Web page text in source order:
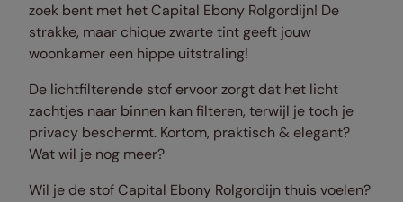
zoek bent met het Capital Ebony Rolgordijn! De
strakke, maar chique zwarte tint geeft jouw
woonkamer een hippe uitstraling!
De lichtfilterende stof ervoor zorgt dat het licht
zachtjes naar binnen kan filteren, terwijl je toch je
privacy beschermt. Kortom, praktisch & elegant?
Wat wil je nog meer?
Wil je de stof Capital Ebony Rolgordijn thuis voelen?